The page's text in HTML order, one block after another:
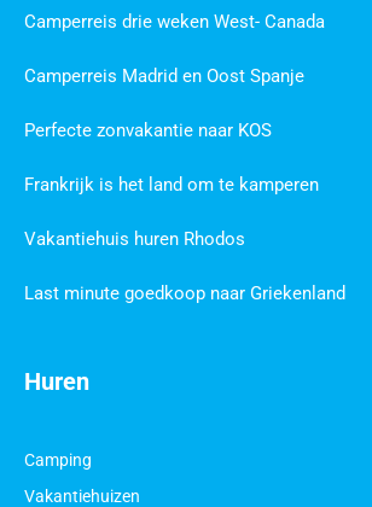
Huren
Camping
Vakantiehuizen
Camperreis drie weken West- Canada
Camperreis Madrid en Oost Spanje
Perfecte zonvakantie naar KOS
Frankrijk is het land om te kamperen
Vakantiehuis huren Rhodos
Last minute goedkoop naar Griekenland